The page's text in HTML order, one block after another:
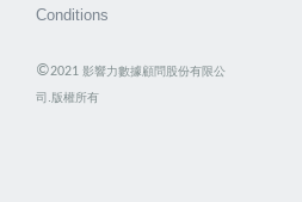
Conditions
©2021 影響力數據顧問股份有限公
司.版權所有